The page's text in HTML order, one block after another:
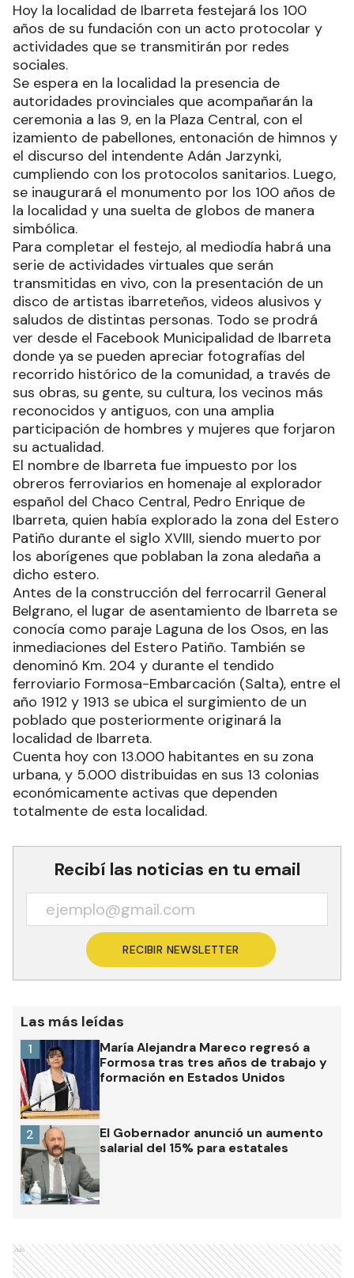
Hoy la localidad de Ibarreta festejará los 100
años de su fundación con un acto protocolar y
actividades que se transmitirán por redes
sociales.
Se espera en la localidad la presencia de
autoridades provinciales que acompañarán la
ceremonia a las 9, en la Plaza Central, con el
izamiento de pabellones, entonación de himnos y
el discurso del intendente Adán Jarzynki,
cumpliendo con los protocolos sanitarios. Luego,
se inaugurará el monumento por los 100 años de
la localidad y una suelta de globos de manera
simbólica.
Para completar el festejo, al mediodía habrá una
serie de actividades virtuales que serán
transmitidas en vivo, con la presentación de un
disco de artistas ibarreteños, videos alusivos y
saludos de distintas personas. Todo se prodrá
ver desde el Facebook Municipalidad de Ibarreta
donde ya se pueden apreciar fotografías del
recorrido histórico de la comunidad, a través de
sus obras, su gente, su cultura, los vecinos más
reconocidos y antiguos, con una amplia
participación de hombres y mujeres que forjaron
su actualidad.
El nombre de Ibarreta fue impuesto por los
obreros ferroviarios en homenaje al explorador
español del Chaco Central, Pedro Enrique de
Ibarreta, quien había explorado la zona del Estero
Patiño durante el siglo XVIII, siendo muerto por
los aborígenes que poblaban la zona aledaña a
dicho estero.
Antes de la construcción del ferrocarril General
Belgrano, el lugar de asentamiento de Ibarreta se
conocía como paraje Laguna de los Osos, en las
inmediaciones del Estero Patiño. También se
denominó Km. 204 y durante el tendido
ferroviario Formosa-Embarcación (Salta), entre el
año 1912 y 1913 se ubica el surgimiento de un
poblado que posteriormente originará la
localidad de Ibarreta.
Cuenta hoy con 13.000 habitantes en su zona
urbana, y 5.000 distribuidas en sus 13 colonias
económicamente activas que dependen
totalmente de esta localidad.
Recibí las noticias en tu email
RECIBIR NEWSLETTER
Las más leídas
María Alejandra Mareco regresó a
Formosa tras tres años de trabajo y
formación en Estados Unidos
1
El Gobernador anunció un aumento
salarial del 15% para estatales
2
Ads